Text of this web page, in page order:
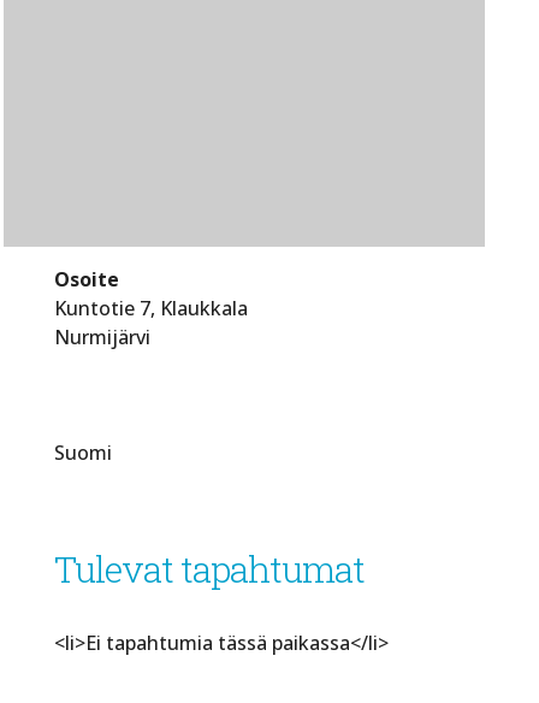
Osoite
Kuntotie 7, Klaukkala
Nurmijärvi
Suomi
Tulevat tapahtumat
<li>Ei tapahtumia tässä paikassa</li>